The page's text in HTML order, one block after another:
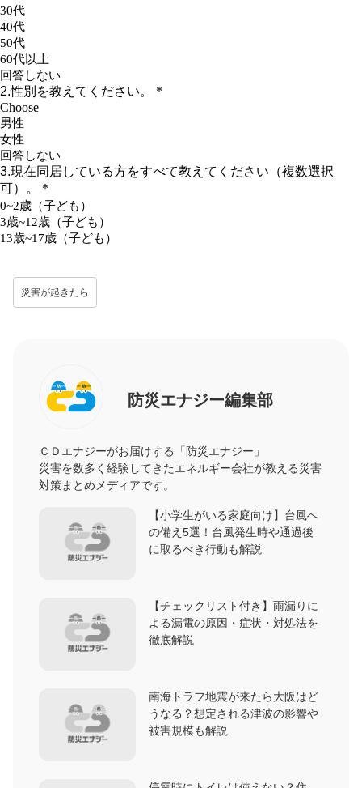
災害が起きたら
防災エナジー編集部
ＣＤエナジーがお届けする「防災エナジー」
災害を数多く経験してきたエネルギー会社が教える災害
対策まとめメディアです。
【小学生がいる家庭向け】台風へ
の備え5選！台風発生時や通過後
に取るべき行動も解説
【チェックリスト付き】雨漏りに
よる漏電の原因・症状・対処法を
徹底解説
南海トラフ地震が来たら大阪はど
うなる？想定される津波の影響や
被害規模も解説